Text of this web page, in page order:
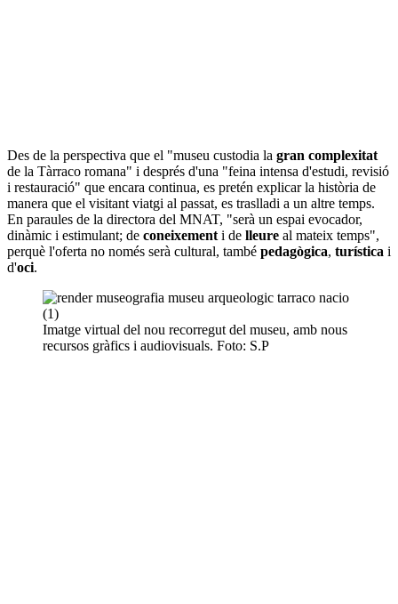
Des de la perspectiva que el "museu custodia la gran complexitat
de la Tàrraco romana" i després d'una "feina intensa d'estudi, revisió
i restauració" que encara continua, es pretén explicar la història de
manera que el visitant viatgi al passat, es traslladi a un altre temps.
En paraules de la directora del MNAT, "serà un espai evocador,
dinàmic i estimulant; de coneixement i de lleure al mateix temps",
perquè l'oferta no només serà cultural, també pedagògica, turística i
d'oci.
Imatge virtual del nou recorregut del museu, amb nous
recursos gràfics i audiovisuals. Foto: S.P